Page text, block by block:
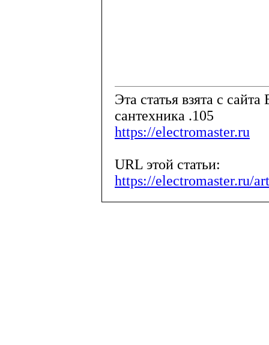
Эта статья взята с
сантехника .105
https://electromaster.ru
URL этой статьи:
https://electromaster.ru/